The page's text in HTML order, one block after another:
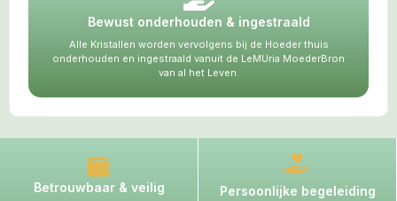
Bewust onderhouden & ingestraald
Alle Kristallen worden vervolgens bij de Hoeder thuis
onderhouden en ingestraald vanuit de LeMUria MoederBron
van al het Leven.
Betrouwbaar & veilig Persoonlijke begeleiding